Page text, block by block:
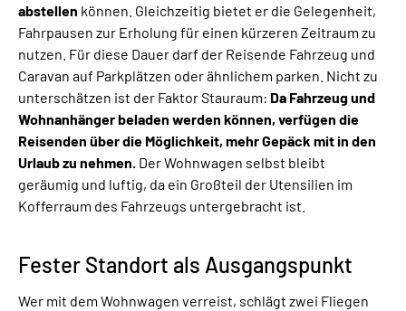
abstellen können. Gleichzeitig bietet er die Gelegenheit,
Fahrpausen zur Erholung für einen kürzeren Zeitraum zu
nutzen. Für diese Dauer darf der Reisende Fahrzeug und
Caravan auf Parkplätzen oder ähnlichem parken. Nicht zu
unterschätzen ist der Faktor Stauraum: Da Fahrzeug und
Wohnanhänger beladen werden können, verfügen die
Reisenden über die Möglichkeit, mehr Gepäck mit in den
Urlaub zu nehmen. Der Wohnwagen selbst bleibt
geräumig und luftig, da ein Großteil der Utensilien im
Kofferraum des Fahrzeugs untergebracht ist.
Fester Standort als Ausgangspunkt
Wer mit dem Wohnwagen verreist, schlägt zwei Fliegen